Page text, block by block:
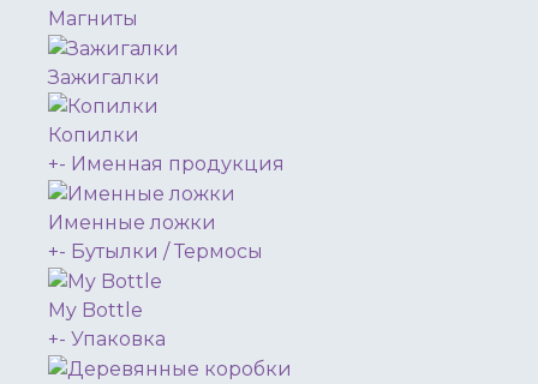
Магниты
Зажигалки
Копилки
+- Именная продукция
Именные ложки
+- Бутылки / Термосы
My Bottle
+- Упаковка